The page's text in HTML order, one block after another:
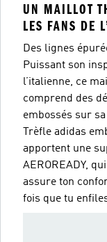
UN MAILLOT
LES FANS DE
Des lignes
Puissant son
l’italienne, ce
comprend des
embossés sur
Trèfle adidas
apportent une
AEROREADY,
assure ton
fois que tu